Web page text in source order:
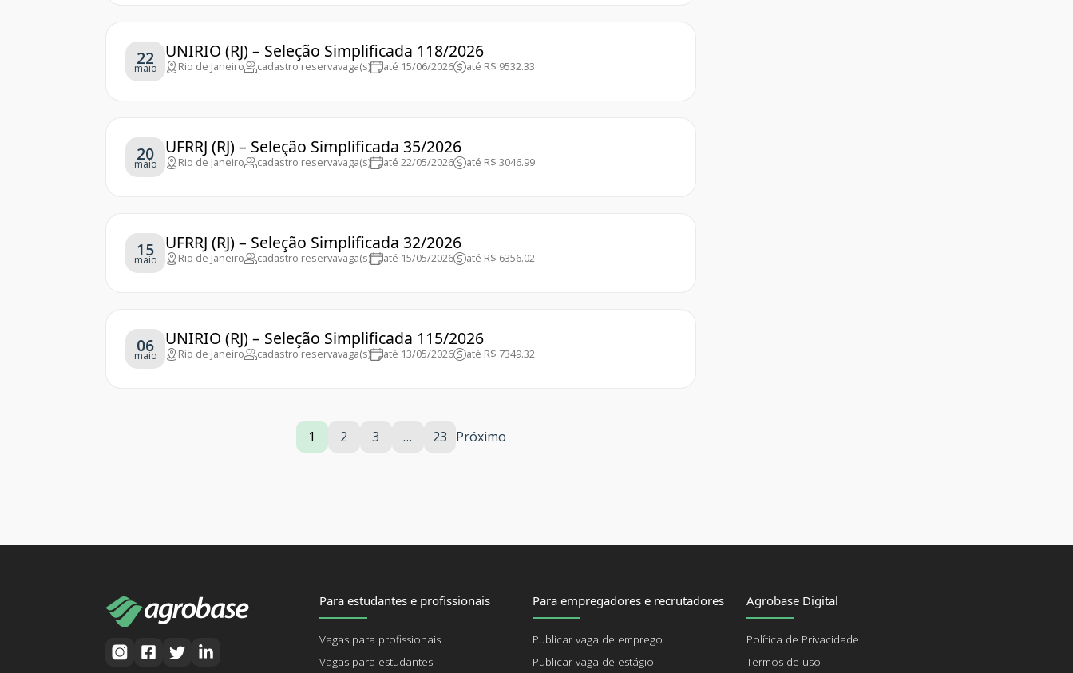
22
maio
UNIRIO (RJ) – Seleção Simplificada 118/2026
Rio de Janeiro cadastro reservavaga(s) até 15/06/2026 até R$ 9532.33
20
maio
UFRRJ (RJ) – Seleção Simplificada 35/2026
Rio de Janeiro cadastro reservavaga(s) até 22/05/2026 até R$ 3046.99
15
maio
UFRRJ (RJ) – Seleção Simplificada 32/2026
Rio de Janeiro cadastro reservavaga(s) até 15/05/2026 até R$ 6356.02
06
maio
UNIRIO (RJ) – Seleção Simplificada 115/2026
Rio de Janeiro cadastro reservavaga(s) até 13/05/2026 até R$ 7349.32
1 2 3 … 23 Próximo
Para estudantes e profissionais
Vagas para profissionais
Vagas para estudantes
Para empregadores e recrutadores
Publicar vaga de emprego
Publicar vaga de estágio
Agrobase Digital
Política de Privacidade
Termos de uso